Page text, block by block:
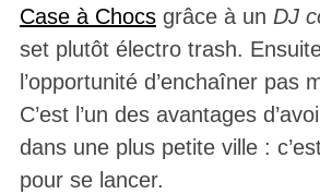
Case à Chocsgrâce à un DJ
set plutôt électro trash.
l’opportunité d’enchaîner pas
C’est l’un des avantages
dans une plus petite ville :
pour se lancer.